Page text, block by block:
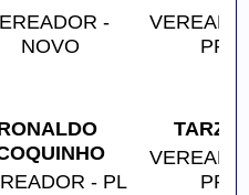
-
NOVO
PP
- PL
PP